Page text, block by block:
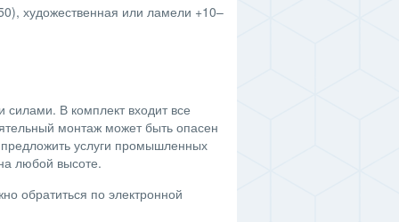
художественная или ламели +10–
В комплект входит все
монтаж может быть опасен
услуги промышленных
любой высоте.
обратиться по электронной